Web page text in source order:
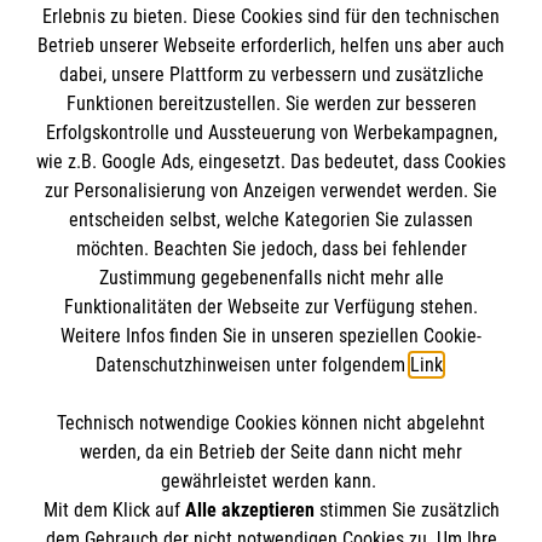
Unsere Apotheke ist nach DIN EN ISO
9001:2015 zertifiziert!
Compliance
Karriere bei uns:www.mehralsnurarbeit.de
Erlebnis zu bieten. Diese Cookies sind für den technischen
Betrieb unserer Webseite erforderlich, helfen uns aber auch
dabei, unsere Plattform zu verbessern und zusätzliche
Funktionen bereitzustellen. Sie werden zur besseren
Erfolgskontrolle und Aussteuerung von Werbekampagnen,
wie z.B. Google Ads, eingesetzt. Das bedeutet, dass Cookies
zur Personalisierung von Anzeigen verwendet werden. Sie
entscheiden selbst, welche Kategorien Sie zulassen
möchten. Beachten Sie jedoch, dass bei fehlender
Zustimmung gegebenenfalls nicht mehr alle
Funktionalitäten der Webseite zur Verfügung stehen.
Weitere Infos finden Sie in unseren speziellen Cookie-
Datenschutzhinweisen unter folgendem Link.
Technisch notwendige Cookies können nicht abgelehnt
werden, da ein Betrieb der Seite dann nicht mehr
gewährleistet werden kann.
Mit dem Klick auf Alle akzeptierenstimmen Sie zusätzlich